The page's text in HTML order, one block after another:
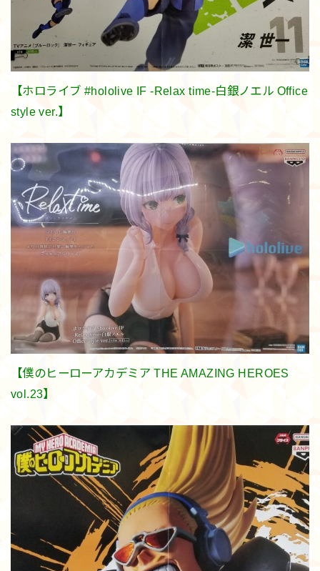
【ホロライブ #hololive IF -Relax time-白銀ノエル Office
style ver.】
【僕のヒーローアカデミア THE AMAZING HEROES
vol.23】